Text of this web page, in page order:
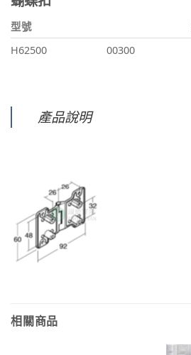
型號
H62500
00300
產品說明
相關商品